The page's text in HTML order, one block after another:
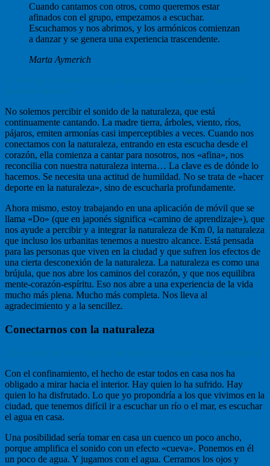
Cuando cantamos con otros, como queremos estar
afinados con el grupo, empezamos a escuchar.
Escuchamos y nos abrimos, y los armónicos comienzan
a danzar y se genera una experiencia trascendente.
Marta Aymerich
No solemos percibir el sonido de la naturaleza, que está
continuamente cantando. La madre tierra, árboles, viento, ríos,
pájaros, emiten armonías casi imperceptibles a veces. Cuando nos
conectamos con la naturaleza, entrando en esta escucha desde el
corazón, ella comienza a cantar para nosotros, nos «afina», nos
reconcilia con nuestra naturaleza interna… La clave es de dónde lo
hacemos. Se necesita una actitud de humildad. No se trata de «hacer
deporte en la naturaleza», sino de escucharla profundamente.
Ahora mismo, estoy trabajando en una aplicación de móvil que se
llama «Do» (que en japonés significa «camino de aprendizaje»), que
nos ayude a percibir y a integrar la naturaleza de Km 0, la naturaleza
que incluso los urbanitas tenemos a nuestro alcance. Está pensada
para las personas que viven en la ciudad y que sufren los efectos de
una cierta desconexión de la naturaleza. La naturaleza es como una
brújula, que nos abre los caminos del corazón, y que nos equilibra
mente-corazón-espíritu. Eso nos abre a una experiencia de la vida
mucho más plena. Mucho más completa. Nos lleva al
agradecimiento y a la sencillez.
Conectarnos con la naturaleza
Con el confinamiento, el hecho de estar todos en casa nos ha
obligado a mirar hacia el interior. Hay quien lo ha sufrido. Hay
quien lo ha disfrutado. Lo que yo propondría a los que vivimos en la
ciudad, que tenemos difícil ir a escuchar un río o el mar, es escuchar
el agua en casa.
Una posibilidad sería tomar en casa un cuenco un poco ancho,
porque amplifica el sonido con un efecto «cueva». Ponemos en él
un poco de agua. Y jugamos con el agua. Cerramos los ojos y